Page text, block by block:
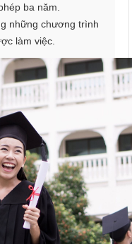
ba năm.
những chương trình
làm việc.